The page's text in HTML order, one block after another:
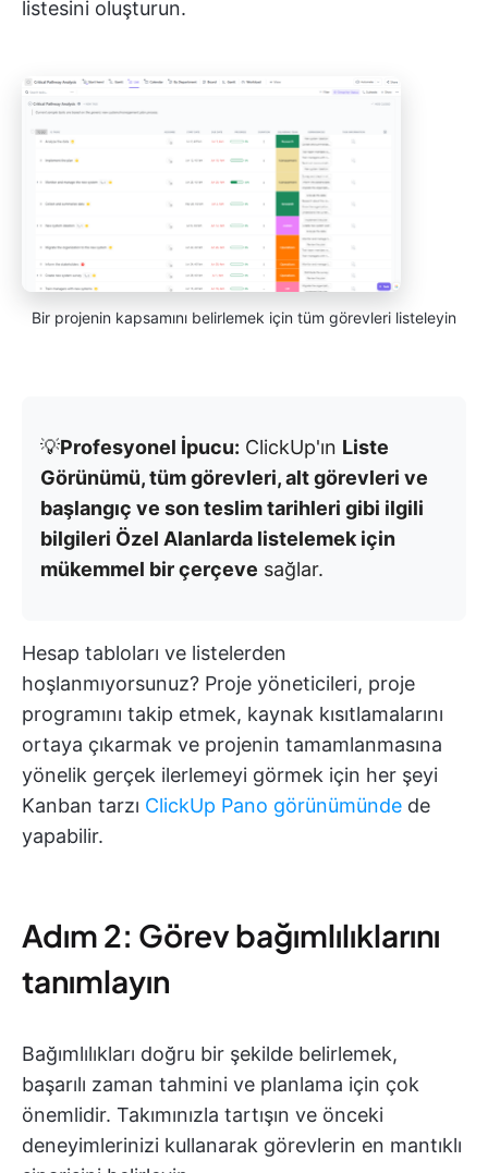
listesini oluşturun.
Bir projenin kapsamını belirlemek için tüm görevleri listeleyin
💡Profesyonel İpucu: ClickUp'ın Liste
Görünümü, tüm görevleri, alt görevleri ve
başlangıç ve son teslim tarihleri gibi ilgili
bilgileri Özel Alanlarda listelemek için
mükemmel bir çerçeve sağlar.
Hesap tabloları ve listelerden
hoşlanmıyorsunuz? Proje yöneticileri, proje
programını takip etmek, kaynak kısıtlamalarını
ortaya çıkarmak ve projenin tamamlanmasına
yönelik gerçek ilerlemeyi görmek için her şeyi
Kanban tarzı ClickUp Pano görünümünde de
yapabilir.
Adım 2: Görev bağımlılıklarını
tanımlayın
Bağımlılıkları doğru bir şekilde belirlemek,
başarılı zaman tahmini ve planlama için çok
önemlidir. Takımınızla tartışın ve önceki
deneyimlerinizi kullanarak görevlerin en mantıklı